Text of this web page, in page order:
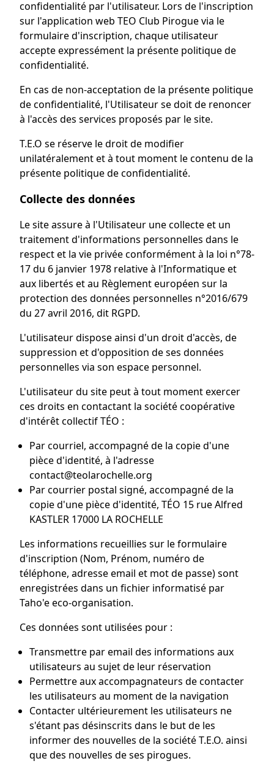
confidentialité par l'utilisateur. Lors de l'inscription
sur l'application web TEO Club Pirogue via le
formulaire d'inscription, chaque utilisateur
accepte expressément la présente politique de
confidentialité.
En cas de non-acceptation de la présente politique
de confidentialité, l'Utilisateur se doit de renoncer
à l'accès des services proposés par le site.
T.E.O se réserve le droit de modifier
unilatéralement et à tout moment le contenu de la
présente politique de confidentialité.
Collecte des données
Le site assure à l'Utilisateur une collecte et un
traitement d'informations personnelles dans le
respect et la vie privée conformément à la loi n°78-
17 du 6 janvier 1978 relative à l'Informatique et
aux libertés et au Règlement européen sur la
protection des données personnelles n°2016/679
du 27 avril 2016, dit RGPD.
L'utilisateur dispose ainsi d'un droit d'accès, de
suppression et d'opposition de ses données
personnelles via son espace personnel.
L'utilisateur du site peut à tout moment exercer
ces droits en contactant la société coopérative
d'intérêt collectif TÉO :
Par courriel, accompagné de la copie d'une
pièce d'identité, à l'adresse
contact@teolarochelle.org
Par courrier postal signé, accompagné de la
copie d'une pièce d'identité, TÉO 15 rue Alfred
KASTLER 17000 LA ROCHELLE
Les informations recueillies sur le formulaire
d'inscription (Nom, Prénom, numéro de
téléphone, adresse email et mot de passe) sont
enregistrées dans un fichier informatisé par
Taho'e eco-organisation.
Ces données sont utilisées pour :
Transmettre par email des informations aux
utilisateurs au sujet de leur réservation
Permettre aux accompagnateurs de contacter
les utilisateurs au moment de la navigation
Contacter ultérieurement les utilisateurs ne
s'étant pas désinscrits dans le but de les
informer des nouvelles de la société T.E.O. ainsi
que des nouvelles de ses pirogues.